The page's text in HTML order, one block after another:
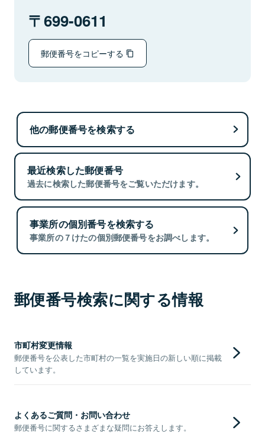
699-0611
郵便番号をコピーする
他の郵便番号を検索する
最近検索した郵便番号
過去に検索した郵便番号をご覧いただけます。
事業所の個別番号を検索する
事業所の７けたの個別郵便番号をお調べします。
郵便番号検索に関する情報
市町村変更情報
郵便番号を公表した市町村の一覧を実施日の新しい順に掲載
しています。
よくあるご質問・お問い合わせ
郵便番号に関するさまざまな疑問にお答えします。